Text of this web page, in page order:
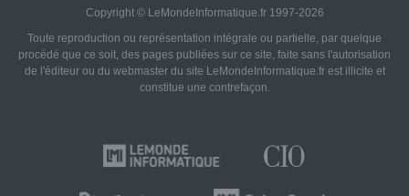
Copyright © LeMondeInformatique.fr 1997-2026
Toute reproduction ou représentation intégrale ou partielle, par quelque
procédé que ce soit, des pages publiées sur ce site, faite sans l'autorisation
de l'éditeur ou du webmaster du site LeMondeInformatique.fr est illicite et
constitue une contrefaçon.